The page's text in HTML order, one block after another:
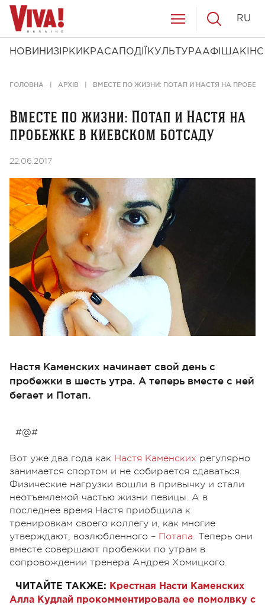
НОВИНИ ЗІРКИ КРАСА ПОДІЇ КУЛЬТУРААФІША КІНО
RU
ГОЛОВНА АРХІВ ВМЕСТЕ ПО ЖИЗНИ: ПОТАП И НАСТЯ НА
Вместе по жизни: Потап и Настя на
пробежке в киевском ботсаду
22.06.2017
Настя Каменских начинает свой день с
пробежки в шесть утра. А теперь вместе с ней
бегает и Потап.
#@#
Вот уже два года как Настя Каменских регулярно
занимается спортом и не собирается сдаваться.
Физические нагрузки вошли в привычку и стали
неотъемлемой частью жизни певицы. А в
последнее время Настя приобщила к
тренировкам своего коллегу и, как многие
утверждают, возлюбленного – Потапа. Теперь они
вместе совершают пробежки по утрам в
сопровождении тренера Андрея Хомицкого.
ЧИТАЙТЕ ТАКЖЕ: Крестная Насти Каменских
Алла Кудлай прокомментировала ее помолвку с